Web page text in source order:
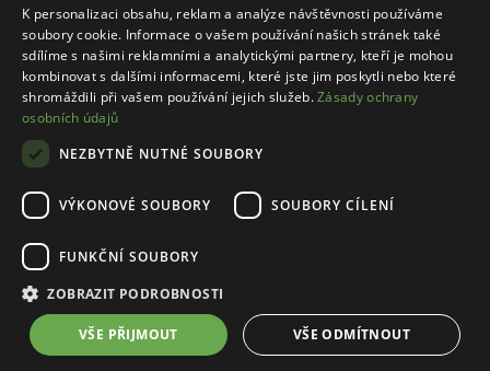
Rady
© Wojas 2026
Pravidla e-shopu
Zásady ochrany osobních údajů
Nastavení cookies
K personalizaci obsahu, reklam a analýze návštěvnosti používáme
soubory cookie. Informace o vašem používání našich stránek také
sdílíme s našimi reklamními a analytickými partnery, kteří je mohou
kombinovat s dalšími informacemi, které jste jim poskytli nebo které
shromáždili při vašem používání jejich služeb.Zásady ochrany
osobních údajů
NEZBYTNĚ NUTNÉ SOUBORY
VÝKONOVÉ SOUBORY SOUBORY CÍLENÍ
FUNKČNÍ SOUBORY
ZOBRAZIT PODROBNOSTI
VŠE PŘIJMOUT VŠE ODMÍTNOUT